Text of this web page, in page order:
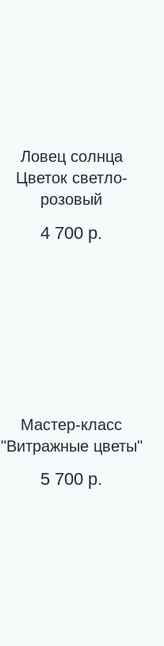
Ловец солнца
Цветок светло-
розовый
4 700 р.
Мастер-класс
"Витражные цветы"
5 700 р.